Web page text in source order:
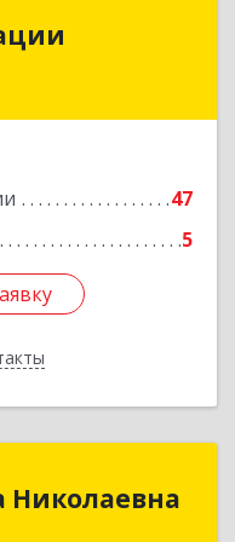
47
5
г, Ленина
Николаевна